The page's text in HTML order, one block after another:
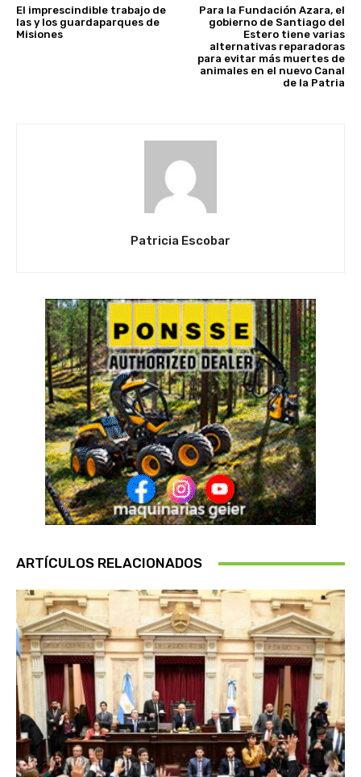
El imprescindible trabajo de
las y los guardaparques de
Misiones
Para la Fundación Azara, el
gobierno de Santiago del
Estero tiene varias
alternativas reparadoras
para evitar más muertes de
animales en el nuevo Canal
de la Patria
Patricia Escobar
ARTÍCULOS RELACIONADOS